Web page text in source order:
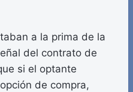
a la prima de la
del contrato de
si el optante
de compra,